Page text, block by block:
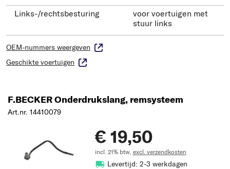
Links-/rechtsbesturing
voor voertuigen met
stuur links
OEM-nummers weergeven
Geschikte voertuigen
F.BECKER Onderdrukslang, remsysteem
Art.nr. 14410079
€ 19,50
incl. 21% btw, excl. verzendkosten
Levertijd: 2-3 werkdagen